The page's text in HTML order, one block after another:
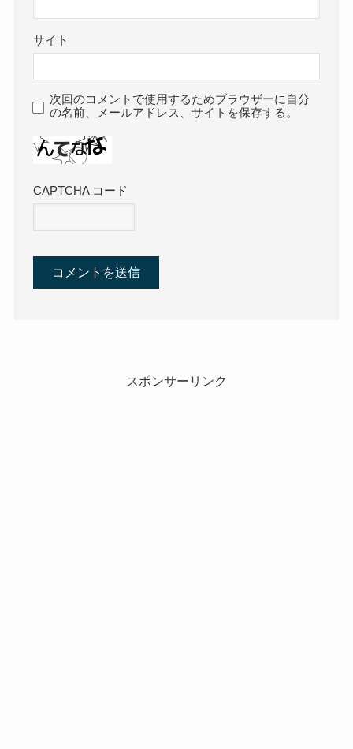
サイト
次回のコメントで使用するためブラウザーに自分
の名前、メールアドレス、サイトを保存する。
CAPTCHA コード
スポンサーリンク